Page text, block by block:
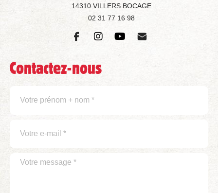
14310 VILLERS BOCAGE
02 31 77 16 98
Contactez-nous